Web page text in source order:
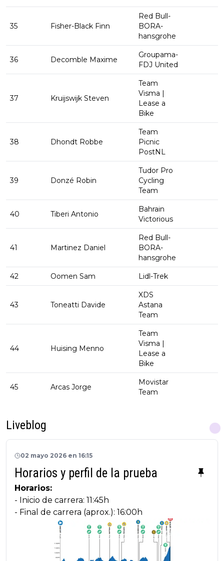
35 Fisher-Black Finn
Red Bull-
BORA-
hansgrohe
36 Decomble Maxime
Groupama-
FDJ United
37 Kruijswijk Steven
Team
Visma |
Lease a
Bike
38 Dhondt Robbe
Team
Picnic
PostNL
39 Donzé Robin
Tudor Pro
Cycling
Team
40 Tiberi Antonio
Bahrain
Victorious
41 Martinez Daniel
Red Bull-
BORA-
hansgrohe
42 Oomen Sam Lidl-Trek
43 Toneatti Davide
XDS
Astana
Team
44 Huising Menno
Team
Visma |
Lease a
Bike
45 Arcas Jorge
Movistar
Team
Liveblog
02 mayo 2026 en 16:15
Horarios y perfil de la prueba
Horarios:
- Inicio de carrera: 11:45h
- Final de carrera (aprox.): 16:00h